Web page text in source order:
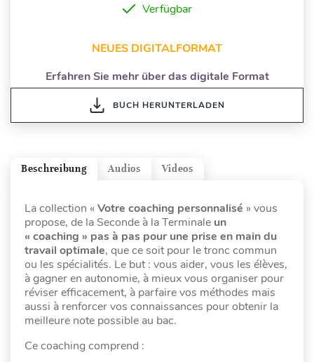
Verfügbar
NEUES DIGITALFORMAT
Erfahren Sie mehr über das digitale Format
BUCH HERUNTERLADEN
Videos
Audios
Beschreibung
La collection « Votre coaching personnalisé » vous
propose, de la Seconde à la Terminale un
« coaching » pas à pas pour une prise en main du
travail optimale, que ce soit pour le tronc commun
ou les spécialités. Le but : vous aider, vous les élèves,
à gagner en autonomie, à mieux vous organiser pour
réviser efficacement, à parfaire vos méthodes mais
aussi à renforcer vos connaissances pour obtenir la
meilleure note possible au bac.
Ce coaching comprend :